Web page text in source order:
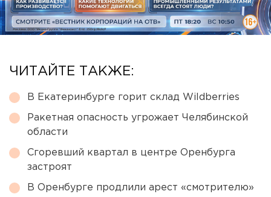
ЧИТАЙТЕ ТАКЖЕ:
В Екатеринбурге горит склад Wildberries
Ракетная опасность угрожает Челябинской
области
Сгоревший квартал в центре Оренбурга
застроят
В Оренбурге продлили арест «смотрителю»